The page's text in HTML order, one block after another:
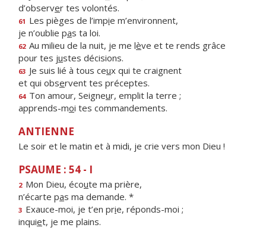
d’observer tes volontés.
61 Les pièges de l’impie m’environnent,
je n’oublie pas ta loi.
62 Au milieu de la nuit, je me lève et te rends grâce
pour tes justes décisions.
63 Je suis lié à tous ceux qui te craignent
et qui observent tes préceptes.
64 Ton amour, Seigneur, emplit la terre ;
apprends-moi tes commandements.
ANTIENNE
Le soir et le matin et à midi, je crie vers mon Dieu !
PSAUME : 54 - I
2 Mon Dieu, écoute ma prière,
n’écarte pas ma demande. *
3 Exauce-moi, je t’en prie, réponds-moi ;
inquiet, je me plains.